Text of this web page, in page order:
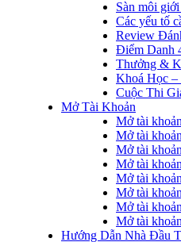
Sàn môi
Các yếu tố
Review
Điểm Danh
Thưởng &
Khoá Học –
Cuộc Thi
Mở Tài Khoản
Mở tài
Mở tài
Mở tài
Mở tài
Mở tài
Mở tài
Mở tài
Mở tài
Hướng Dẫn Nhà Đầu